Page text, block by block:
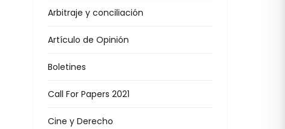
Arbitraje y conciliación
Artículo de Opinión
Boletines
Call For Papers 2021
Cine y Derecho